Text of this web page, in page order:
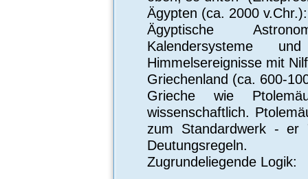
Ägypten (ca. 2000 v.Chr.):
Ägyptische
Kalendersysteme
Himmelsereignisse mit
Griechenland (ca. 600-
Grieche wie
wissenschaftlich.
zum Standardwerk - er
Deutungsregeln.
Zugrundeliegende Logik: